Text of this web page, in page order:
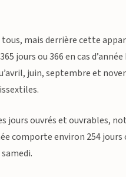
tous, mais derrière cette
jours ou 366 en cas
juin, septembre et
ouvrés et ouvrables,
comporte environ 254 jours